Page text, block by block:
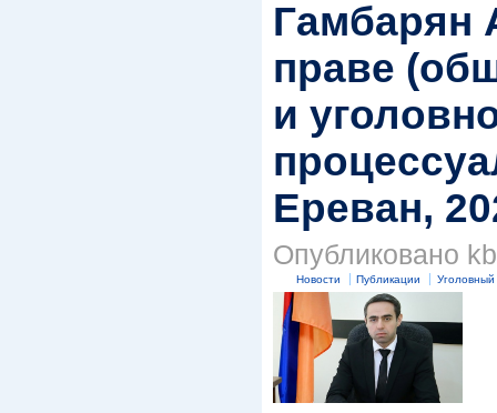
Гамбарян
праве
и
Ереван,
Опубликовано
Новости Публикации Уголовный